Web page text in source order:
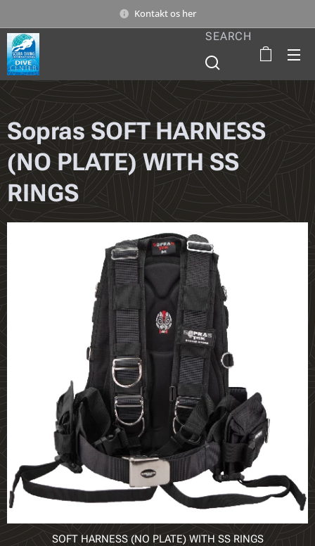
Kontakt os her
SEARCH
Sopras SOFT HARNESS
(NO PLATE) WITH SS
RINGS
SOFT HARNESS (NO PLATE) WITH SS RINGS